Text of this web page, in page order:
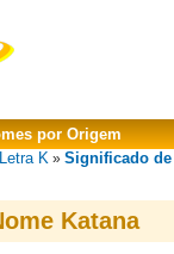
por Origem
K » Significado de
Katana